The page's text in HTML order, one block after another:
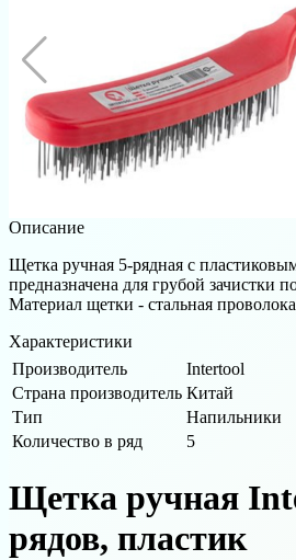
Описание
Щетка ручная 5-рядная с
предназначена для грубой зачистки
Материал щетки - стальная
Характеристики
Производитель
Intertool
Страна производитель Китай
Тип
Напильники
Количество в ряд
5
Щетка ручная
рядов, пластик